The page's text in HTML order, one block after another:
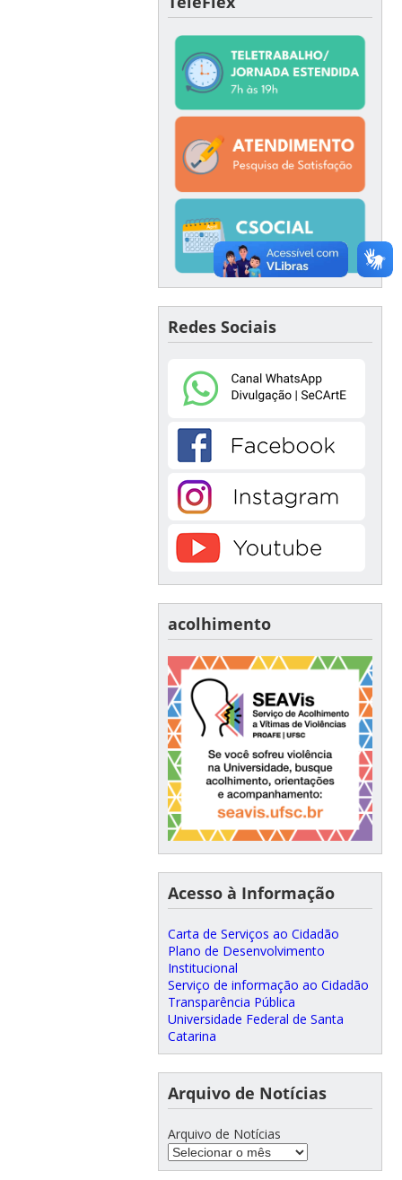
Redes Sociais
acolhimento
Acesso à Informação
Carta de Serviços ao Cidadão
Plano de Desenvolvimento
Institucional
Serviço de informação ao Cidadão
Transparência Pública
Universidade Federal de Santa
Catarina
Arquivo de Notícias
Arquivo de Notícias